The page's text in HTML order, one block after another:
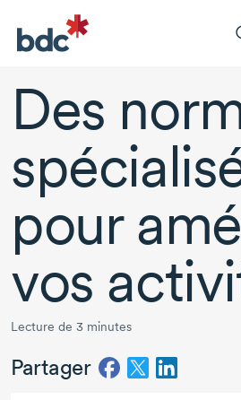
Des
pour
vos
Lecture de 3 minutes
Partager